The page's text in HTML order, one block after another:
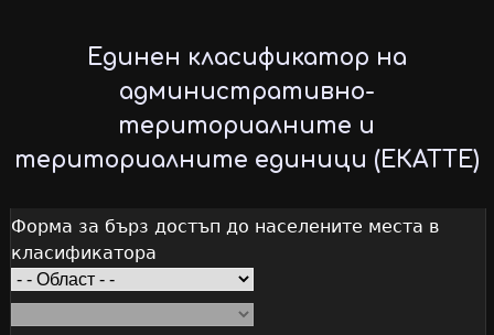
to
main
content
Единен класификатор на
административно-
териториалните и
териториалните единици (ЕКАТТЕ)
Форма за бърз достъп до населените места в
класификатора